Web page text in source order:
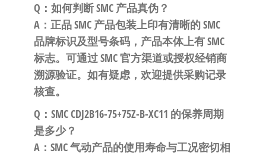
Q：如何判断 SMC 产品真伪？
A：正品 SMC 产品包装上印有清晰的 SMC
品牌标识及型号条码，产品本体上有 SMC
标志。可通过 SMC 官方渠道或授权经销商
溯源验证。如有疑虑，欢迎提供采购记录
核查。
Q：SMC CDJ2B16-75+75Z-B-XC11 的保养周期
是多少？
A：SMC 气动产品的使用寿命与工况密切相